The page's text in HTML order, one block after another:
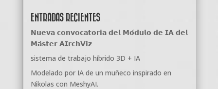
ENTRADAS RECIENTES
𝗡𝘂𝗲𝘃𝗮 𝗰𝗼𝗻𝘃𝗼𝗰𝗮𝘁𝗼𝗿𝗶𝗮 𝗱𝗲𝗹 𝗠𝗼́𝗱𝘂𝗹𝗼 𝗱𝗲 𝗜𝗔 𝗱𝗲𝗹
𝗠𝗮́𝘀𝘁𝗲𝗿 𝗔𝗜𝗿𝗰𝗵𝗩𝗶𝘇
sistema de trabajo híbrido 3D + IA
Modelado por IA de un muñeco inspirado en
Nikolas con MeshyAI.